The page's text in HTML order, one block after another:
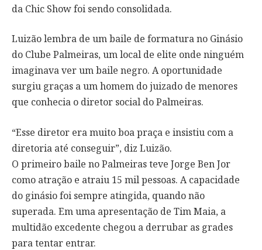
da Chic Show foi sendo consolidada.
Luizão lembra de um baile de formatura no Ginásio
do Clube Palmeiras, um local de elite onde ninguém
imaginava ver um baile negro. A oportunidade
surgiu graças a um homem do juizado de menores
que conhecia o diretor social do Palmeiras.
“Esse diretor era muito boa praça e insistiu com a
diretoria até conseguir”, diz Luizão.
O primeiro baile no Palmeiras teve Jorge Ben Jor
como atração e atraiu 15 mil pessoas. A capacidade
do ginásio foi sempre atingida, quando não
superada. Em uma apresentação de Tim Maia, a
multidão excedente chegou a derrubar as grades
para tentar entrar.